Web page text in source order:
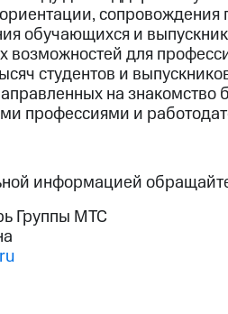
обучающихся и
возможностей для
студентов и
на
профессиями и
информацией
Группы МТС